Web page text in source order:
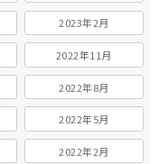
2023年2月
2022年11月
2022年8月
2022年5月
2022年2月